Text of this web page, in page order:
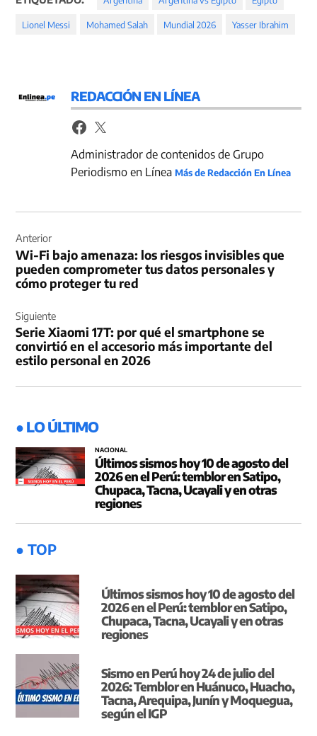
Lionel Messi Mohamed Salah Mundial 2026 Yasser Ibrahim
REDACCIÓN EN LÍNEA
Administrador de contenidos de Grupo
Periodismo en LíneaMás de Redacción En Línea
de
entradas
Anterior
Wi-Fi bajo amenaza: los riesgos invisibles que
pueden comprometer tus datos personales y
cómo proteger tu red
Siguiente
Serie Xiaomi 17T: por qué el smartphone se
convirtió en el accesorio más importante del
estilo personal en 2026
● LO ÚLTIMO
NACIONAL
Últimos sismos hoy 10 de agosto del
2026 en el Perú: temblor en Satipo,
Chupaca, Tacna, Ucayali y en otras
regiones
● TOP
Últimos sismos hoy 10 de agosto del
2026 en el Perú: temblor en Satipo,
Chupaca, Tacna, Ucayali y en otras
regiones
Sismo en Perú hoy 24 de julio del
2026: Temblor en Huánuco, Huacho,
Tacna, Arequipa, Junín y Moquegua,
según el IGP